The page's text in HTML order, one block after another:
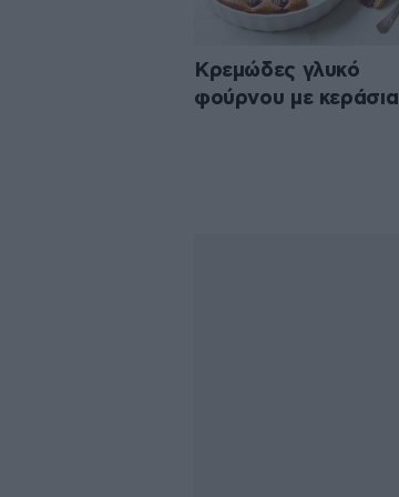
Κρεμώδες γλυκό
φούρνου με κεράσια